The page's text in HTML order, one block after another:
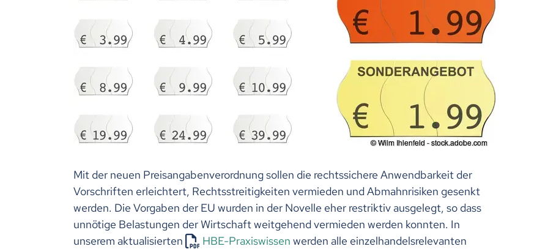
Mit der neuen Preisangabenverordnung sollen die rechtssichere Anwendbarkeit der
Vorschriften erleichtert, Rechtsstreitigkeiten vermieden und Abmahnrisiken gesenkt
werden. Die Vorgaben der EU wurden in der Novelle eher restriktiv ausgelegt, so dass
unnötige Belastungen der Wirtschaft weitgehend vermieden werden konnten. In
unserem aktualisierten
HBE-Praxiswissen werden alle einzelhandelsrelevanten